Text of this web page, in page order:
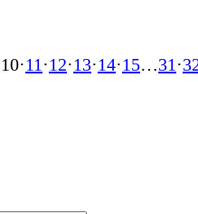
10·11 ·12·13·14·15…31 ·